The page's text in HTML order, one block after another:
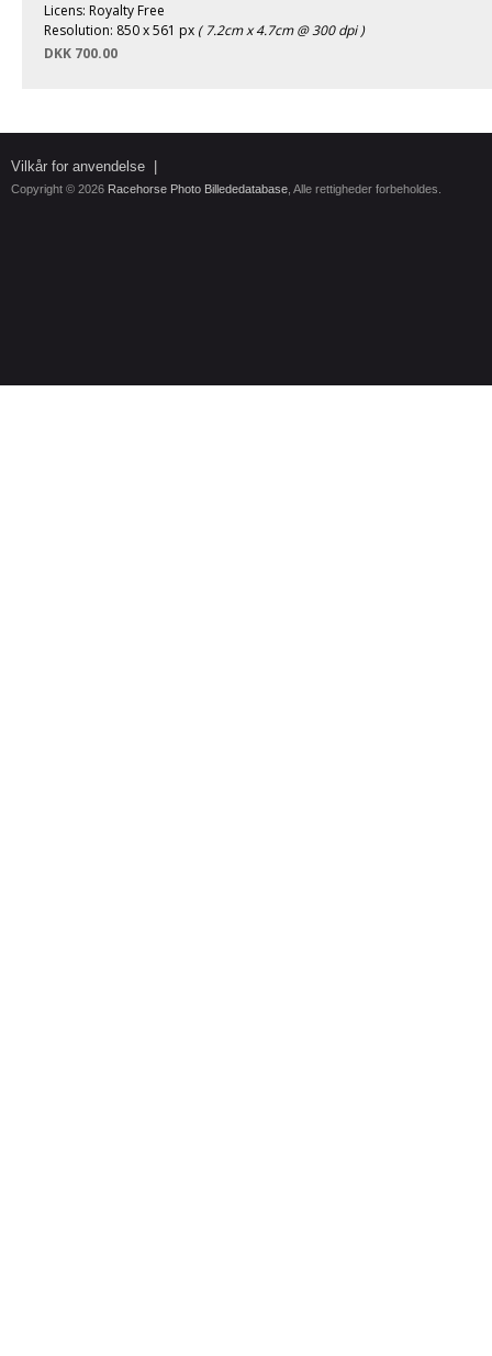
Licens: Royalty Free
Resolution: 850 x 561 px ( 7.2cm x 4.7cm @ 300 dpi )
DKK 700.00
Vilkår for anvendelse
Copyright © 2026 Racehorse Photo Billededatabase , Alle rettigheder forbeholdes.